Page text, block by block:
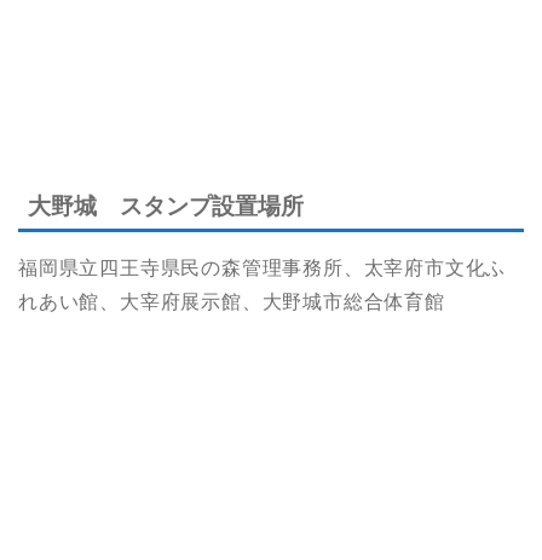
大野城 スタンプ設置場所
福岡県立四王寺県民の森管理事務所、太宰府市文化ふ
れあい館、大宰府展示館、大野城市総合体育館